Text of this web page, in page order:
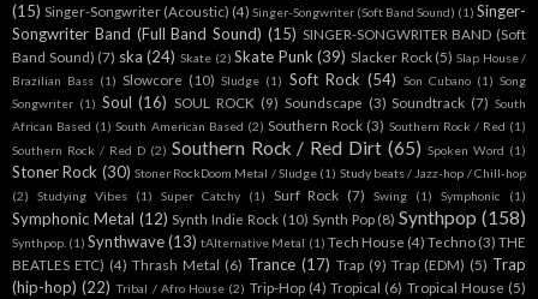
(15) Singer-Songwriter (Acoustic) (4) Singer-Songwriter (Soft Band Sound) (1) Singer-
Songwriter Band (Full Band Sound) (15) SINGER-SONGWRITER BAND (Soft
Band Sound) (7) ska (24) Skate (2) Skate Punk (39) Slacker Rock (5) Slap House /
Brazilian Bass (1) Slowcore (10) Sludge (1) Soft Rock (54) Son Cubano (1) Song
Songwriter (1) Soul (16) SOUL ROCK (9) Soundscape (3) Soundtrack (7) South
African Based (1) South American Based (2) Southern Rock (3) Southern Rock / Red (1)
Southern Rock / Red D (2) Southern Rock / Red Dirt (65) Spoken Word (1)
Stoner Rock (30) Stoner RockDoom Metal / Sludge (1) Study beats / Jazz-hop / Chill-hop
(2)
Studying Vibes (1) Super Catchy (1) Surf Rock (7) Swing (1) Symphonic (1)
Symphonic Metal (12) Synth Indie Rock (10) Synth Pop (8) Synthpop (158)
Synthpop. (1) Synthwave (13) tAlternative Metal (1) Tech House (4) Techno (3) THE
BEATLES ETC) (4) Thrash Metal (6) Trance (17) Trap (9) Trap (EDM) (5) Trap
(hip-hop) (22) Tribal / Afro House (2) Trip-Hop (4) Tropical (6) Tropical House (5)